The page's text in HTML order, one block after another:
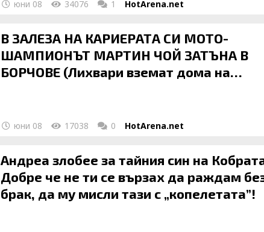
юни 08 34076 1 HotArena.net
В ЗАЛЕЗА НА КАРИЕРАТА СИ МОТО-
ШАМПИОНЪТ МАРТИН ЧОЙ ЗАТЪНА В
БОРЧОВЕ (Лихвари вземат дома на
юни 08 17038 0 HotArena.net
Андреа злобее за тайния син на
Добре че не ти се вързах да раждам
брак, да му мисли тази с „копелетата”!